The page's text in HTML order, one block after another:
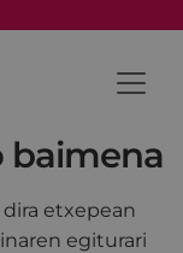
baimena
etxepean
egiturari